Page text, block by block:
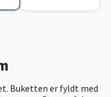
Buketten er fyldt med